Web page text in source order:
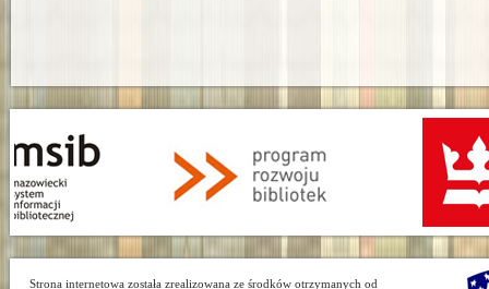
Strona internetowa została zrealizowana ze środków otrzymanych od